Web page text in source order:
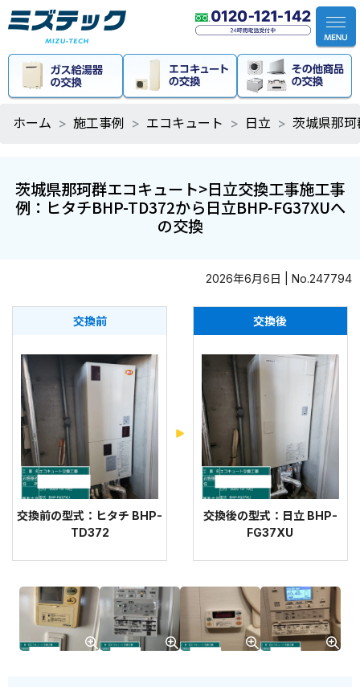
ホーム 施工事例 エコキュート 日立 茨城県那
茨城県那珂群エコキュート>日立交換工事施工事
例：ヒタチBHP-TD372から日立BHP-FG37XUへ
の交換
2026年6月6日 | No.247794
交換前
交換前の型式：ヒタチ BHP-
TD372
交換後
交換後の型式：日立 BHP-
FG37XU